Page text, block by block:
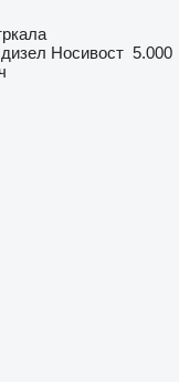
дизел Носивост 5.000